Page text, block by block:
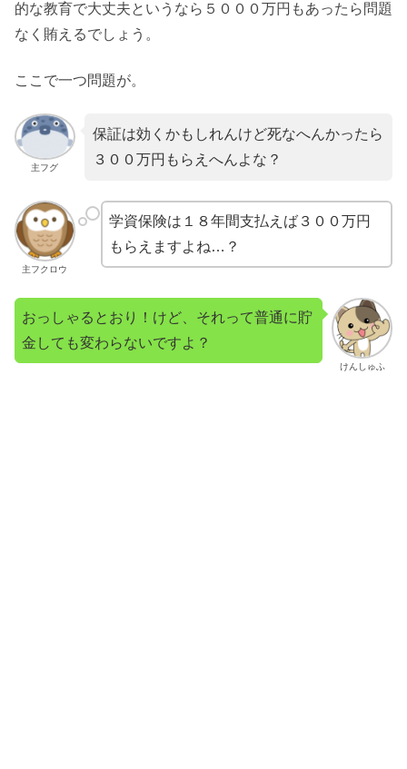
的な教育で大丈夫というなら５０００万円もあったら問題
なく賄えるでしょう。
ここで一つ問題が。
主フグ
保証は効くかもしれんけど死なへんかったら
３００万円もらえへんよな？
主フクロウ
学資保険は１８年間支払えば３００万円
もらえますよね…？
けんしゅふ
おっしゃるとおり！けど、それって普通に貯
金しても変わらないですよ？